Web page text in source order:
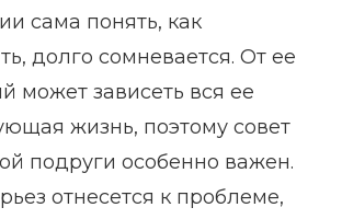
сама понять, как
долго сомневается. От ее
может зависеть вся ее
жизнь, поэтому совет
подруги особенно важен.
отнесется к проблеме,